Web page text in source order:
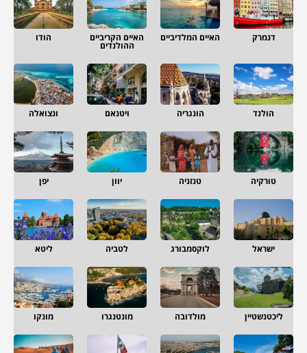
דנמרק האיים המלדיביים האיים הקריביים
ההולנדים
הודו
הולנד הונגריה ויטנאם ונצואלה
טורקיה טנזניה יוון יפן
ישראל לוקסמבורג לטביה ליטא
ליכטנשטיין מולדובה מונטנגרו מונקו